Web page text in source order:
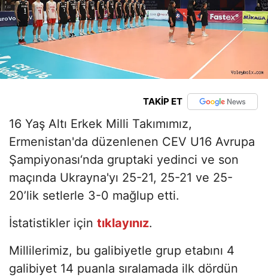
TAKİP ET
16 Yaş Altı Erkek Milli Takımımız,
Ermenistan'da düzenlenen CEV U16 Avrupa
Şampiyonası‘nda gruptaki yedinci ve son
maçında Ukrayna'yı 25-21, 25-21 ve 25-
20’lik setlerle 3-0 mağlup etti.
İstatistikler için tıklayınız.
Millilerimiz, bu galibiyetle grup etabını 4
galibiyet 14 puanla sıralamada ilk dördün